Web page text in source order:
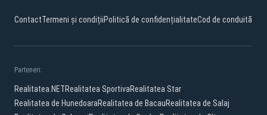
ContactTermeni și condițiiPolitică de confidențialitateCod de conduită
Parteneri:
Realitatea.NETRealitatea SportivaRealitatea Star
Realitatea de HunedoaraRealitatea de BacauRealitatea de Salaj